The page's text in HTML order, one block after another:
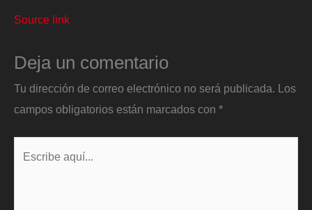
Source link
Deja un comentario
Tu dirección de correo electrónico no será publicada. Los
campos obligatorios están marcados con *